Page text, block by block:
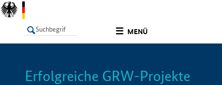
MENÜ
LISTE Info
Erfolgreiche GRW-Projekte